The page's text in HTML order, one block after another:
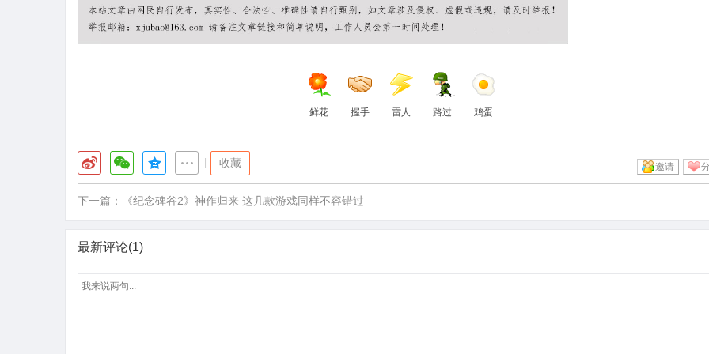
鲜花 握手 雷人 路过 鸡蛋
收藏 邀请
下一篇： 《纪念碑谷2》神作归来 这几款游戏同样不容错过
最新评论(1)